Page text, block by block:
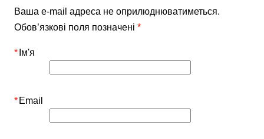
Ваша e-mail адреса не оприлюднюватиметься.
Обов’язкові поля позначені*
Ім'я
*
Email
*